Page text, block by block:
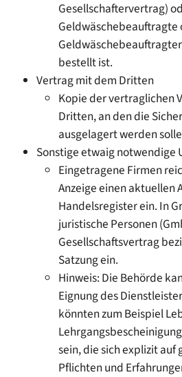
Gesellschaftervertrag)
Geldwäschebeauftragte
bestellt ist.
Vertrag mit dem Dritten
Kopie der vertraglichen
Dritten, an den die
ausgelagert werden
Sonstige etwaig notwendige
Eingetragene Firmen
Anzeige einen aktuellen
Handelsregister ein. In
juristische Personen
Gesellschaftsvertrag
Satzung ein.
Hinweis: Die Behörde
Eignung des
könnten zum Beispiel
sein, die sich explizit
Pflichten und